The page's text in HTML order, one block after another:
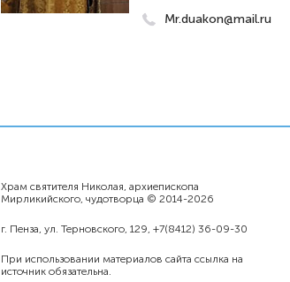
Mr.duakon@mail.ru
Храм святителя Николая, архиепископа
Мирликийского, чудотворца © 2014-2026
г. Пенза, ул. Терновского, 129, +7(8412) 36-09-30
При использовании материалов сайта ссылка на
источник обязательна.